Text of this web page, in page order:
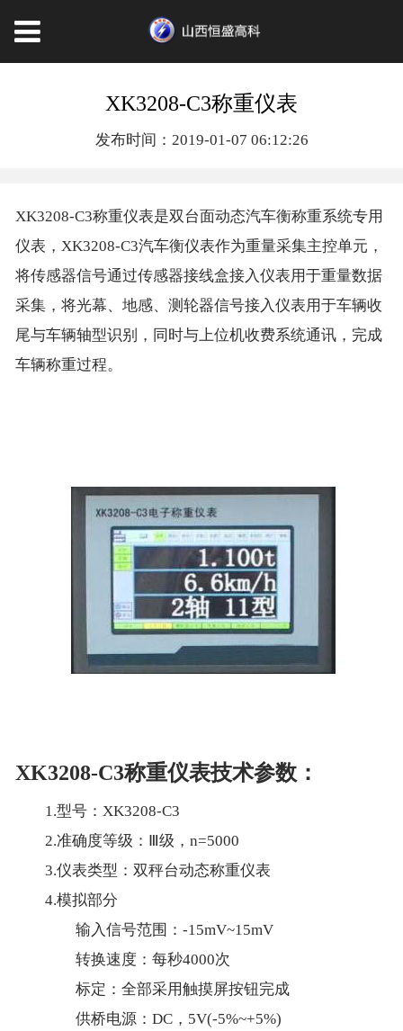
XK3208-C3称重仪表
发布时间：2019-01-07 06:12:26
XK3208-C3称重仪表是双台面动态汽车衡称重系统专用
仪表，XK3208-C3汽车衡仪表作为重量采集主控单元，
将传感器信号通过传感器接线盒接入仪表用于重量数据
采集，将光幕、地感、测轮器信号接入仪表用于车辆收
尾与车辆轴型识别，同时与上位机收费系统通讯，完成
车辆称重过程。
XK3208-C3称重仪表技术参数：
1.型号：XK3208-C3
2.准确度等级：Ⅲ级，n=5000
3.仪表类型：双秤台动态称重仪表
4.模拟部分
输入信号范围：-15mV~15mV
转换速度：每秒4000次
标定：全部采用触摸屏按钮完成
供桥电源：DC，5V(-5%~+5%)